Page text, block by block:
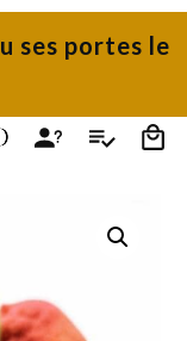
ses portes le